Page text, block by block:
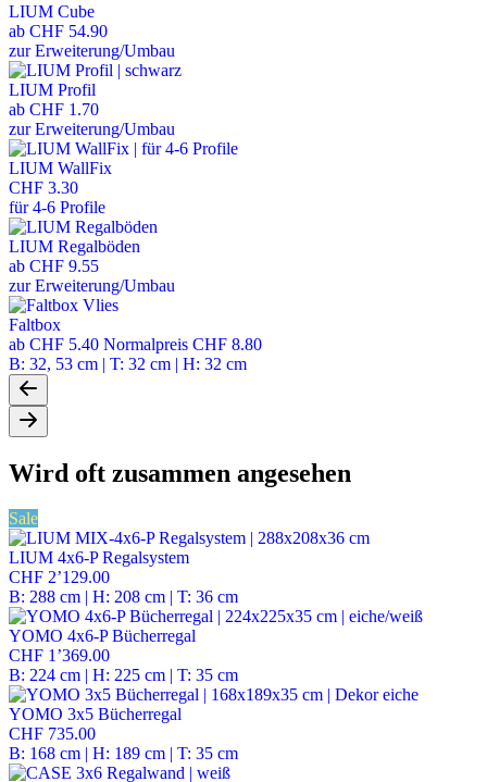
LIUM Cube
ab CHF 54.90
zur Erweiterung/Umbau
LIUM Profil
ab CHF 1.70
zur Erweiterung/Umbau
LIUM WallFix
CHF 3.30
für 4-6 Profile
LIUM Regalböden
ab CHF 9.55
zur Erweiterung/Umbau
Faltbox
ab CHF 5.40 Normalpreis CHF 8.80
B: 32, 53 cm | T: 32 cm | H: 32 cm
Wird oft zusammen angesehen
Sale
LIUM 4x6-P Regalsystem
CHF 2’129.00
B: 288 cm | H: 208 cm | T: 36 cm
YOMO 4x6-P Bücherregal
CHF 1’369.00
B: 224 cm | H: 225 cm | T: 35 cm
YOMO 3x5 Bücherregal
CHF 735.00
B: 168 cm | H: 189 cm | T: 35 cm